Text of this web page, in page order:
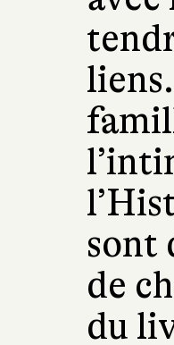
sont
de
du